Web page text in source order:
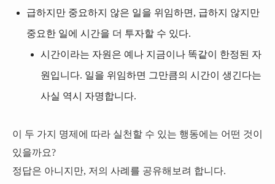
급하지만 중요하지 않은 일을 위임하면, 급하지 않지만
중요한 일에 시간을 더 투자할 수 있다.
시간이라는 자원은 예나 지금이나 똑같이 한정된 자
원입니다. 일을 위임하면 그만큼의 시간이 생긴다는
사실 역시 자명합니다.
이 두 가지 명제에 따라 실천할 수 있는 행동에는 어떤 것이
있을까요?
정답은 아니지만, 저의 사례를 공유해보려 합니다.